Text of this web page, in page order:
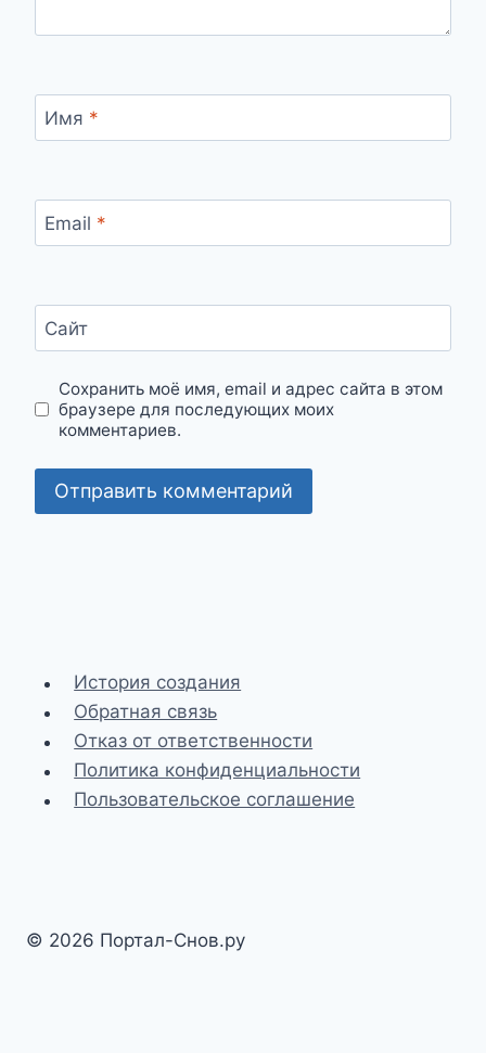
Имя *
Email *
Сайт
Сохранить моё имя, email и адрес сайта в этом
браузере для последующих моих
комментариев.
История создания
Обратная связь
Отказ от ответственности
Политика конфиденциальности
Пользовательское соглашение
© 2026 Портал-Снов.ру